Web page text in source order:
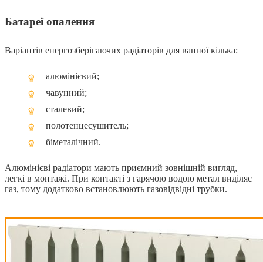
Батареї опалення
Варіантів енергозберігаючих радіаторів для ванної кілька:
алюмінієвий;
чавунний;
сталевий;
полотенцесушитель;
біметалічний.
Алюмінієві радіатори мають приємний зовнішній вигляд,
легкі в монтажі. При контакті з гарячою водою метал виділяє
газ, тому додатково встановлюють газовідвідні трубки.